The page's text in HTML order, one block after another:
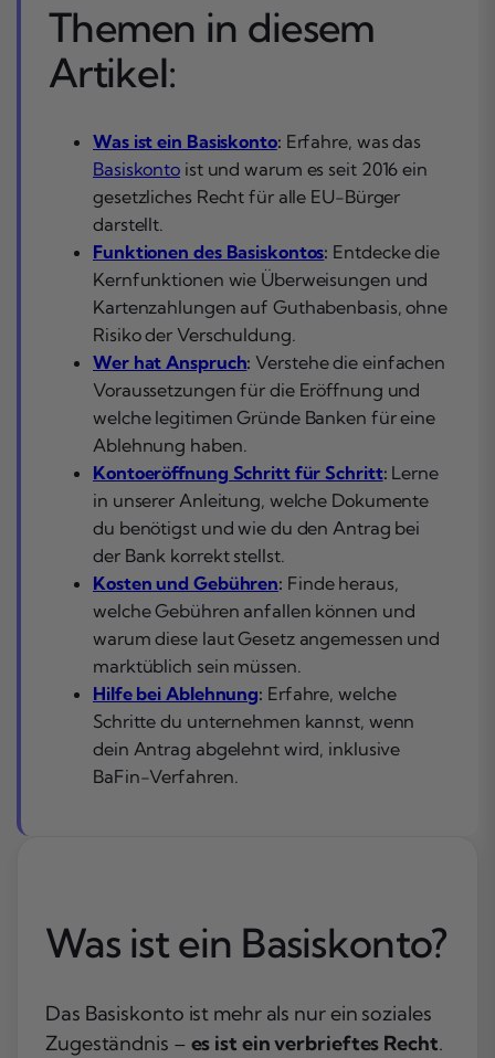
Themen in diesem
Artikel:
Was ist ein Basiskonto: Erfahre, was das
Basiskonto ist und warum es seit 2016 ein
gesetzliches Recht für alle EU-Bürger
darstellt.
Funktionen des Basiskontos: Entdecke die
Kernfunktionen wie Überweisungen und
Kartenzahlungen auf Guthabenbasis, ohne
Risiko der Verschuldung.
Wer hat Anspruch: Verstehe die einfachen
Voraussetzungen für die Eröffnung und
welche legitimen Gründe Banken für eine
Ablehnung haben.
Kontoeröffnung Schritt für Schritt: Lerne
in unserer Anleitung, welche Dokumente
du benötigst und wie du den Antrag bei
der Bank korrekt stellst.
Kosten und Gebühren: Finde heraus,
welche Gebühren anfallen können und
warum diese laut Gesetz angemessen und
marktüblich sein müssen.
Hilfe bei Ablehnung: Erfahre, welche
Schritte du unternehmen kannst, wenn
dein Antrag abgelehnt wird, inklusive
BaFin-Verfahren.
Was ist ein Basiskonto?
Das Basiskonto ist mehr als nur ein soziales
Zugeständnis – es ist ein verbrieftes Recht.